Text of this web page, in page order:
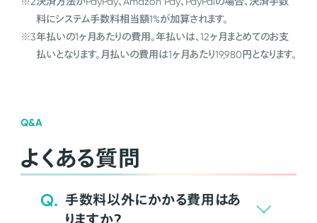
料にシステム手数料相当額1%が加算されます。
※3年払いの1ヶ月あたりの費用。年払いは、12ヶ月まとめてのお支
払いとなります。月払いの費用は1ヶ月あたり19,980円となります。
Q&A
よくある質問
Q. 手数料以外にかかる費用はあ